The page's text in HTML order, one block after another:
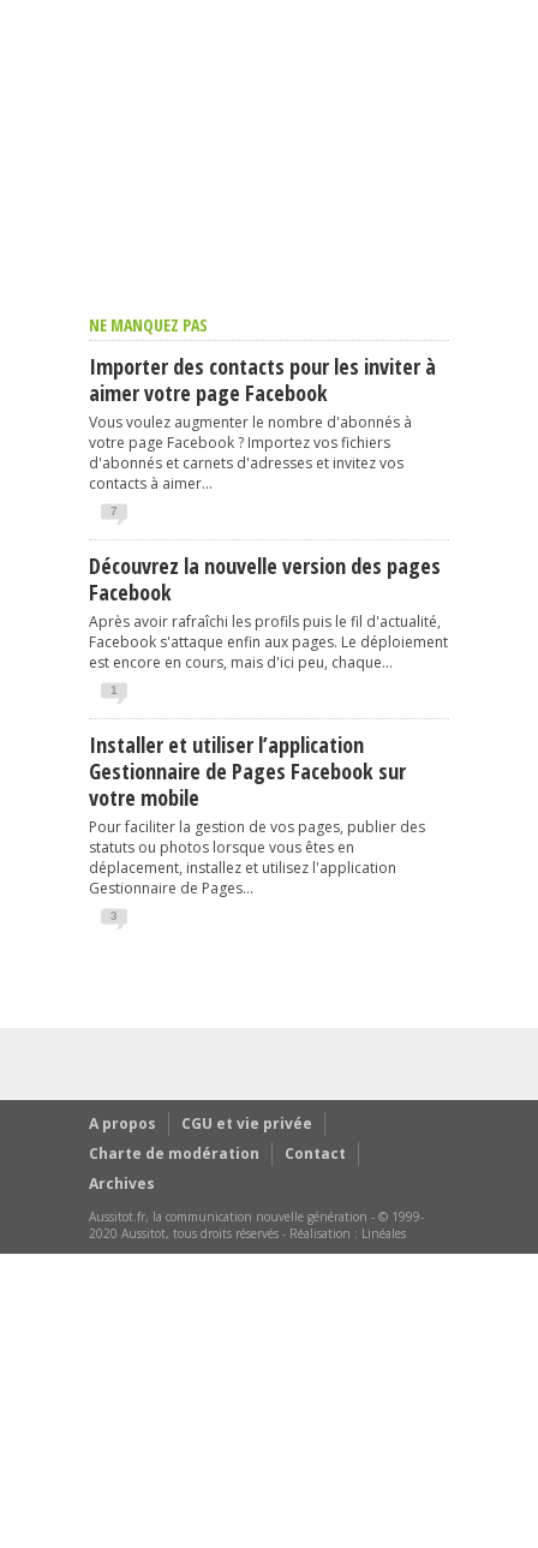
NE MANQUEZ PAS
Importer des contacts pour les inviter à
aimer votre page Facebook
Vous voulez augmenter le nombre d'abonnés à
votre page Facebook ? Importez vos fichiers
d'abonnés et carnets d'adresses et invitez vos
contacts à aimer...
7
Découvrez la nouvelle version des pages
Facebook
Après avoir rafraîchi les profils puis le fil d'actualité,
Facebook s'attaque enfin aux pages. Le déploiement
est encore en cours, mais d'ici peu, chaque...
1
Installer et utiliser l’application
Gestionnaire de Pages Facebook sur
votre mobile
Pour faciliter la gestion de vos pages, publier des
statuts ou photos lorsque vous êtes en
déplacement, installez et utilisez l'application
Gestionnaire de Pages...
3
A propos
CGU et vie privée
Charte de modération
Contact
Archives
Aussitot.fr, la communication nouvelle génération - © 1999-
2020 Aussitot, tous droits réservés - Réalisation : Linéales